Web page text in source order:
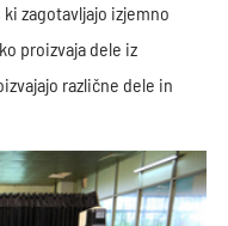
zagotavljajo izjemno
proizvaja dele iz
različne dele in